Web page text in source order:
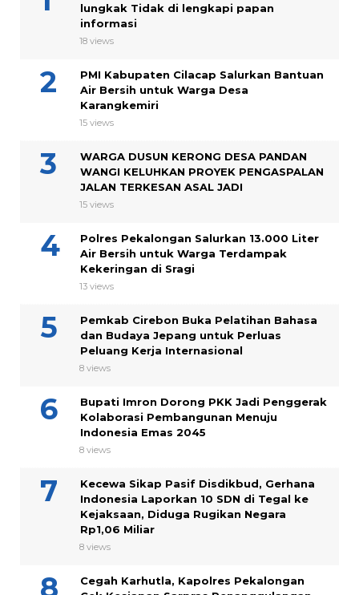
lungkak Tidak di lengkapi papan
informasi
18 views
PMI Kabupaten Cilacap Salurkan Bantuan
Air Bersih untuk Warga Desa
Karangkemiri
15 views
WARGA DUSUN KERONG DESA PANDAN
WANGI KELUHKAN PROYEK PENGASPALAN
JALAN TERKESAN ASAL JADI
15 views
Polres Pekalongan Salurkan 13.000 Liter
Air Bersih untuk Warga Terdampak
Kekeringan di Sragi
13 views
Pemkab Cirebon Buka Pelatihan Bahasa
dan Budaya Jepang untuk Perluas
Peluang Kerja Internasional
8 views
Bupati Imron Dorong PKK Jadi Penggerak
Kolaborasi Pembangunan Menuju
Indonesia Emas 2045
8 views
Kecewa Sikap Pasif Disdikbud, Gerhana
Indonesia Laporkan 10 SDN di Tegal ke
Kejaksaan, Diduga Rugikan Negara
Rp1,06 Miliar
8 views
Cegah Karhutla, Kapolres Pekalongan